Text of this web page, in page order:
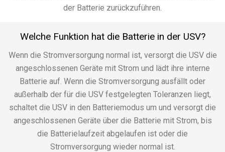
der Batterie zurückzuführen.
Welche Funktion hat die Batterie in der USV?
Wenn die Stromversorgung normal ist, versorgt die USV die
angeschlossenen Geräte mit Strom und lädt ihre interne
Batterie auf. Wenn die Stromversorgung ausfällt oder
außerhalb der für die USV festgelegten Toleranzen liegt,
schaltet die USV in den Batteriemodus um und versorgt die
angeschlossenen Geräte über die Batterie mit Strom, bis
die Batterielaufzeit abgelaufen ist oder die
Stromversorgung wieder normal ist.